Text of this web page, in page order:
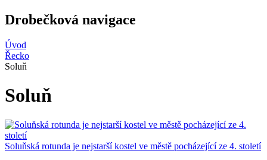
Drobečková navigace
Úvod
Řecko
Soluň
Soluň
Soluňská rotunda je nejstarší kostel ve městě pocházející ze 4. století